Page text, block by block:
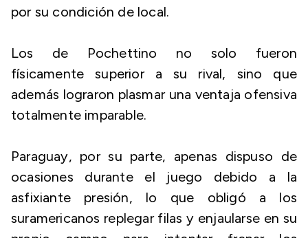
por su condición de local.
Los de Pochettino no solo fueron
físicamente superior a su rival, sino que
además lograron plasmar una ventaja ofensiva
totalmente imparable.
Paraguay, por su parte, apenas dispuso de
ocasiones durante el juego debido a la
asfixiante presión, lo que obligó a los
suramericanos replegar filas y enjaularse en su